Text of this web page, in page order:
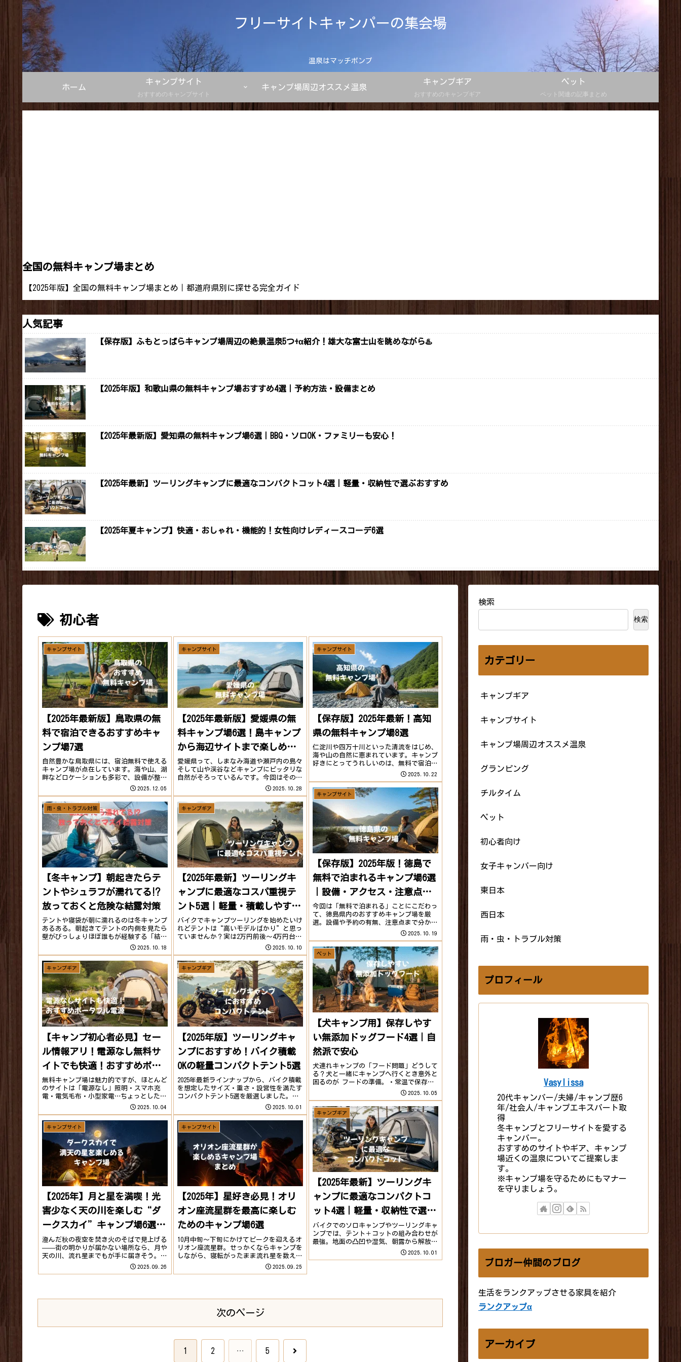
フリーサイトキャンパーの集会場
温泉はマッチポンプ
ホーム
キャンプサイト
おすすめのキャンプサイト
キャンプ場周辺オススメ温泉
キャンプギア
おすすめのキャンプギア
ペット
ペット関連の記事まとめ
全国の無料キャンプ場まとめ
【2025年版】全国の無料キャンプ場まとめ｜都道府県別に探せる完全ガイド
人気記事
【保存版】ふもとっぱらキャンプ場周辺の絶景温泉5つ+α紹介！雄大な富士山を眺めながら♨️
【2025年版】和歌山県の無料キャンプ場おすすめ4選｜予約方法・設備まとめ
【2025年最新版】愛知県の無料キャンプ場6選｜BBQ・ソロOK・ファミリーも安心！
【2025年最新】ツーリングキャンプに最適なコンパクトコット4選｜軽量・収納性で選ぶおすすめ
【2025年夏キャンプ】快適・おしゃれ・機能的！女性向けレディースコーデ6選
初心者
キャンプサイト
【2025年最新版】鳥取県の無
料で宿泊できるおすすめキャ
ンプ場7選
自然豊かな鳥取県には、宿泊無料で使える
キャンプ場が点在しています。海や山、湖
畔などロケーションも多彩で、設備が整っ
た穴場から秘境感たっぷりの野営地まで魅
出立山（しゅったてやま）山村広場キャン
プ場｜日...
2025.12.05
キャンプサイト
【2025年最新版】愛媛県の無
料キャンプ場6選！島キャンプ
から海辺サイトまで楽しめ
る！
愛媛県って、しまなみ海道や瀬戸内の島々
そして山や渓谷などキャンプにピッタリな
自然がそろっているんです。今回はその中
でも、無料キャンプ場を6カ所ピックアッ
で、バラエティ豊かなスポットをまとめま
した！見近島自...
2025.10.28
キャンプサイト
【保存版】2025年最新！高知
県の無料キャンプ場8選
仁淀川や四万十川といった清流をはじめ、
海や山の自然に恵まれています。キャンプ
好きにとってうれしいのは、無料で宿泊で
きるキャンプ場が多いこと。宿泊可能な無
す。1. 広瀬キャンプ場（いの町）出典:設
備・利用...
2025.10.22
キャンプサイト
【保存版】2025年版！徳島で
無料で泊まれるキャンプ場6選
｜設備・アクセス・注意点ま
とめ
今回は「無料で泊まれる」ことにこだわっ
て、徳島県内のおすすめキャンプ場を厳
選。設備や予約の有無、注意点まで分かり
やすくまとめました。節約派キャンパー
も必見です。徳島県 無料キャンプ場一覧
No.キャンプ場...
2025.10.19
雨・虫・トラブル対策
【冬キャンプ】朝起きたらテ
ントやシュラフが濡れてる⁉
放っておくと危険な結露対策
テントや寝袋が朝に濡れるのは冬キャンプ
あるある。朝起きてテントの内側を見たら
壁がびっしょりほぼ誰もが経験する「結露
現象」です。でも実は少しの工夫で朝のび
からは現場でできる実践的な結露対策を紹
介します。秋...
2025.10.18
キャンプギア
【2025年最新】ツーリングキ
ャンプに最適なコスパ重視テ
ント5選｜軽量・積載しやすく
初めてのソロにも◎
バイクでキャンプツーリングを始めたいけ
れどテントは“高いモデルばかり”と思っ
ていませんか？実は2万円前後〜4万円台ま
で、積載しやすく快適なコスパ優秀テント
量・設営のしやすさに注目し、初めてのソ
ロにもおす...
2025.10.10
ペット
【犬キャンプ用】保存しやす
い無添加ドッグフード4選｜自
然派で安心
犬連れキャンプの「フード問題」どうして
る？犬と一緒にキャンプへ行くとき意外と
困るのが フードの準備。・常温で保存で
きる？・荷物が増えすぎない？・安心して
くのもアリですが開封した袋は湿気やニオ
イ移りが気に...
2025.10.05
キャンプギア
【キャンプ初心者必見】セー
ル情報アリ！電源なし無料サ
イトでも快適！おすすめポー
タブル電源5選
無料キャンプ場は魅力的ですが、ほとんど
のサイトは「電源なし」照明・スマホ充
電・電気毛布・小型家電…ちょっとした電
力があるだけで、キャンプの快適度はまっ
災グッズとしての需要も高く一家に一台あ
れば災害時の備...
2025.10.04
キャンプギア
【2025年版】ツーリングキャ
ンプにおすすめ！バイク積載
OKの軽量コンパクトテント5選
2025年最新ラインナップから、バイク積載
を想定したサイズ・重さ・設営性を満たす
コンパクトテント5選を厳選しました。💡
コスパを重視したい方はコチラツーリング
の自動空気入れで数秒チェック！ツーリン
グ用テン...
2025.10.01
キャンプギア
【2025年最新】ツーリングキ
ャンプに最適なコンパクトコ
ット4選｜軽量・収納性で選ぶ
おすすめ
バイクでのソロキャンプやツーリングキャ
ンプでは、テント＋コットの組み合わせが
最強。地面の凸凹や湿気、朝露から解放さ
れ、快適な睡眠と荷物置き場の両方を確保
2025.10.01
キャンプサイト
【2025年】月と星を満喫！光
害少なく天の川を楽しむ“ダ
ークスカイ”キャンプ場6選
【全国版】
澄んだ秋の夜空を焚き火のそばで見上げる
——街の明かりが届かない場所なら、月や
天の川、流れ星までもが手に届きそう。こ
こでは 光害が少なく“ダークスカイ2025.09.26
キャンプサイト
【2025年】星好き必見！オリ
オン座流星群を最高に楽しむ
ためのキャンプ場6選
10月中旬～下旬にかけてピークを迎えるオ
リオン座流星群。せっかくならキャンプを
しながら、寝転がったまま流れ星を数える
贅沢な夜を過ごしてみませんか？流星群を
2025.09.25
次のページ
1 2 … 5 次
検索
検索
カテゴリー
キャンプギア
キャンプサイト
キャンプ場周辺オススメ温泉
グランピング
チルタイム
ペット
初心者向け
女子キャンパー向け
東日本
西日本
雨・虫・トラブル対策
プロフィール
Vasylissa
20代キャンパー/夫婦/キャンプ歴6
年/社会人/キャンプエキスパート取
得
冬キャンプとフリーサイトを愛する
キャンパー。
おすすめのサイトやギア、キャンプ
場近くの温泉についてご提案しま
す。
※キャンプ場を守るためにもマナー
を守りましょう。
ブロガー仲間のブログ
生活をランクアップさせる家具を紹介
ランクアップα
アーカイブ